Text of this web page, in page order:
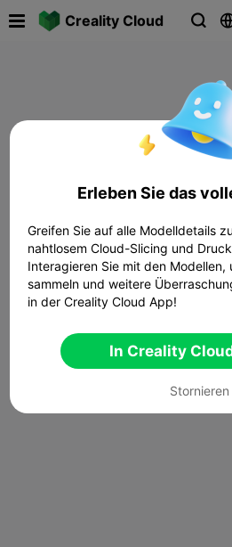
Creality Cloud 
Erleben Sie das
Greifen Sie auf alle Modelldetails
nahtlosem Cloud-Slicing und
Interagieren Sie mit den Modellen,
sammeln und weitere
in der Creality Cloud App!
In Creality
Stornieren